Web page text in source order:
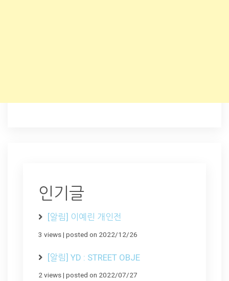
인기글
[알림] 이예린 개인전
3 views| posted on 2022/12/26
[알림] YD : STREET OBJE
2 views| posted on 2022/07/27